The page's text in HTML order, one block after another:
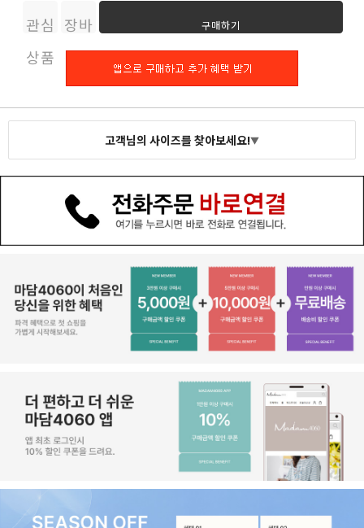
관심
상품
장바
구니
구매하기
고객님의 사이즈를 찾아보세요!▼